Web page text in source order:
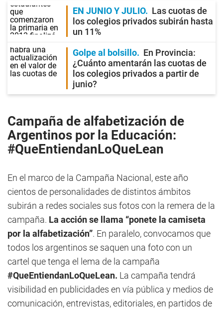
EN JUNIO Y JULIO
Las cuotas de
los colegios privados subirán hasta
un 11%
Golpe al bolsillo
En Provincia:
¿Cuánto amentarán las cuotas de
los colegios privados a partir de
junio?
Campaña de alfabetización de
Argentinos por la Educación:
#QueEntiendanLoQueLean
En el marco de la Campaña Nacional, este año
cientos de personalidades de distintos ámbitos
subirán a redes sociales sus fotos con la remera de la
campaña. La acción se llama “ponete la camiseta
por la alfabetización”. En paralelo, convocamos que
todos los argentinos se saquen una foto con un
cartel que tenga el lema de la campaña
#QueEntiendanLoQueLean. La campaña tendrá
visibilidad en publicidades en vía pública y medios de
comunicación, entrevistas, editoriales, en partidos de